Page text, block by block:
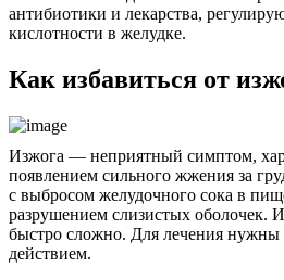
антибиотики и лекарства,
кислотности в желудке.
Как избавиться от
Изжога — неприятный симптом,
появлением сильного жжения за
с выбросом желудочного сока в
разрушением слизистых оболочек.
быстро сложно. Для лечения нужны
действием.